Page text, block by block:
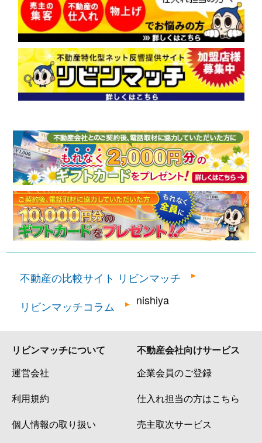
不動産の比較サイト リビンマッチ
リビンマッチコラム
nishiya
リビンマッチについて
運営会社
利用規約
個人情報の取り扱い
不動産会社向けサービス
企業会員のご登録
仕入れ担当の方はこちら
売主取次サービス